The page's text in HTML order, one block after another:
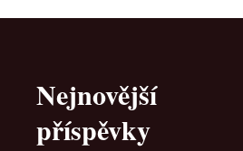
Nejnovější
příspěvky